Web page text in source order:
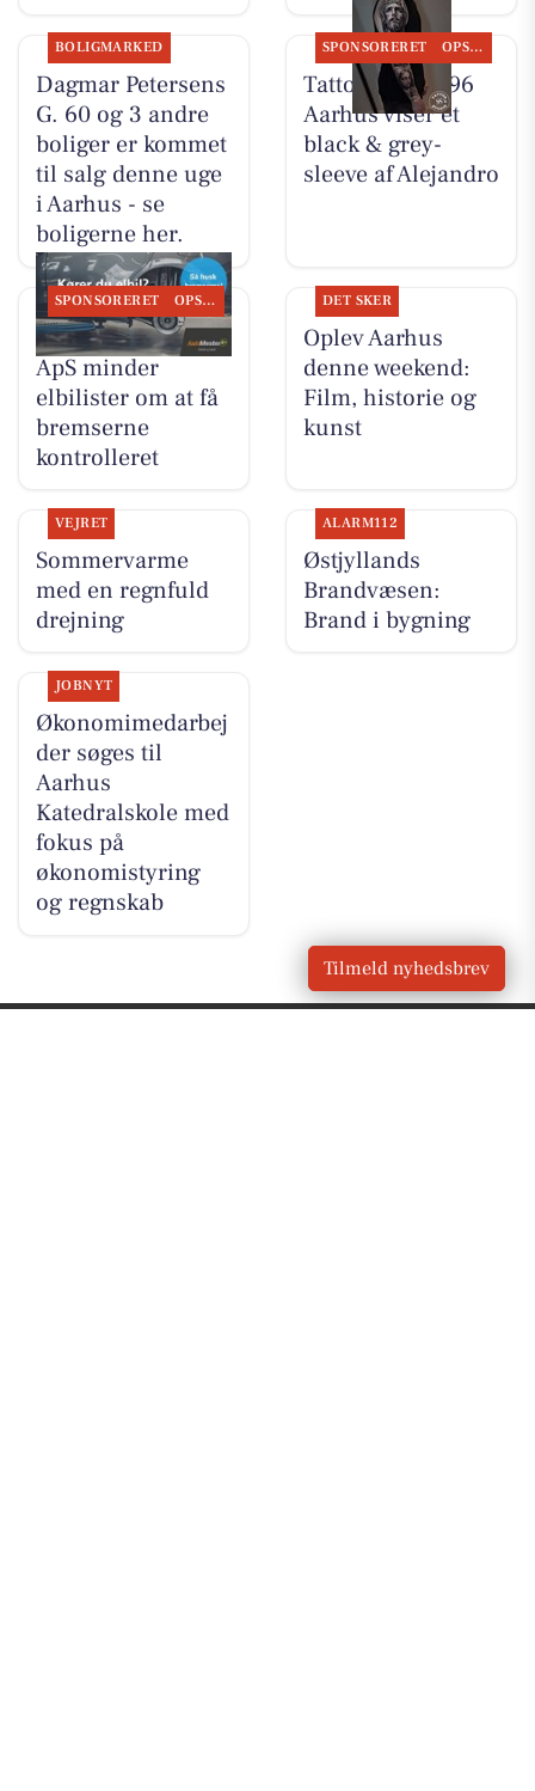
BOLIGMARKED
Dagmar Petersens
G. 60 og 3 andre
boliger er kommet
til salg denne uge
i Aarhus - se
boligerne her.
SPONSORERET OPSLAGSTAVLEN
Tattoo Studio 96
Aarhus viser et
black & grey-
sleeve af Alejandro
SPONSORERET OPSLAGSTAVLEN
Tilst Auto Aarhus
ApS minder
elbilister om at få
bremserne
kontrolleret
DET SKER
Oplev Aarhus
denne weekend:
Film, historie og
kunst
VEJRET
Sommervarme
med en regnfuld
drejning
ALARM112
Østjyllands
Brandvæsen:
Brand i bygning
JOBNYT
Økonomimedarbej
der søges til
Aarhus
Katedralskole med
fokus på
økonomistyring
og regnskab
Tilmeld nyhedsbrev